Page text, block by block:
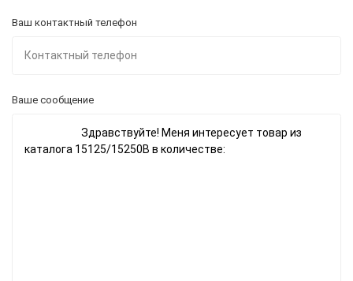
Ваш контактный телефон
Ваше сообщение